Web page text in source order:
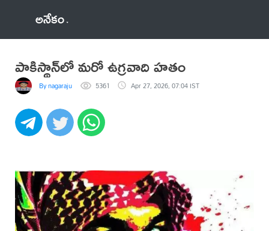
అనేకం
పాకిస్థాన్‌లో మరో ఉగ్రవాది హతం
By nagaraju 5361 Apr 27, 2026, 07:04 IST